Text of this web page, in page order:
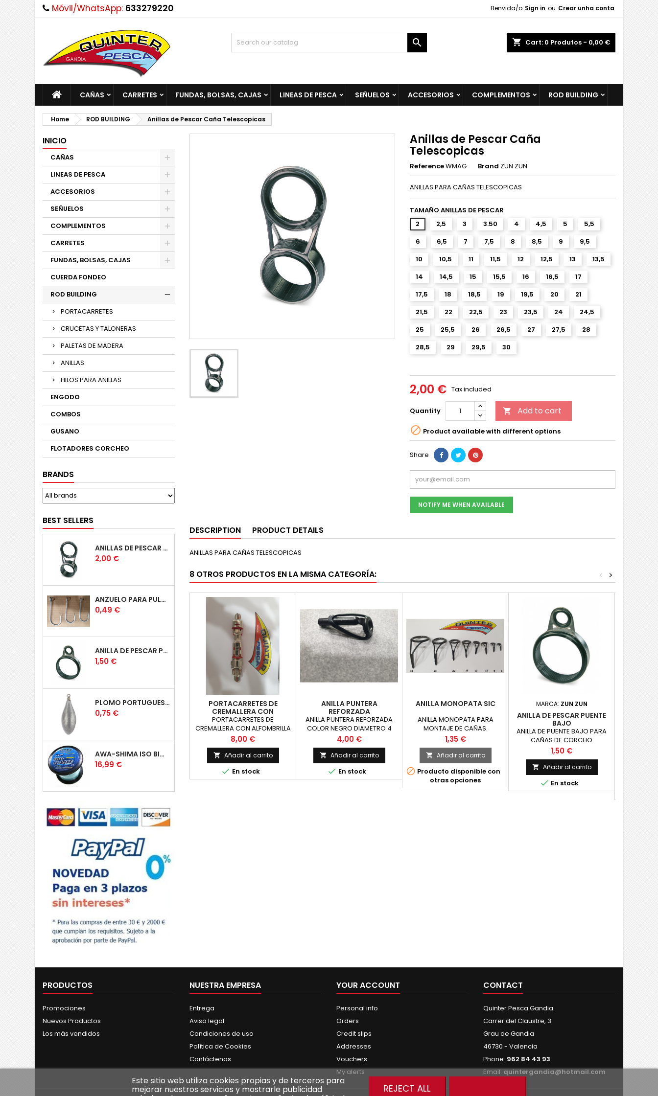
Móvil/WhatsApp: 633279220 Benvida/o Sign in ou Crear unha conta
shopping_cart Cart: 0 Produtos - 0,00 €

CAÑAS CARRETES FUNDAS, BOLSAS, CAJAS LINEAS DE PESCA SEÑUELOS ACCESORIOS COMPLEMENTOS ROD BUILDING
Home ROD BUILDING Anillas de Pescar Caña Telescopicas
INICIO
CAÑAS
LINEAS DE PESCA
ACCESORIOS
SEÑUELOS
COMPLEMENTOS
CARRETES
FUNDAS, BOLSAS, CAJAS
CUERDA FONDEO
ROD BUILDING
PORTACARRETES
CRUCETAS Y TALONERAS
PALETAS DE MADERA
ANILLAS
HILOS PARA ANILLAS
ENGODO
COMBOS
GUSANO
FLOTADORES CORCHEO
BRANDS
BEST SELLERS
ANILLAS DE PESCAR CAÑA TELESCOPICAS
Price
2,00 €
ANZUELO PARA PULPERA
Price
0,49 €
ANILLA DE PESCAR PUENTE BAJO
Price
1,50 €
PLOMO PORTUGUES ROLLING
Price
0,75 €
AWA-SHIMA ISO BIG GAME AZUL
Price
16,99 €
Anillas de Pescar Caña
Telescopicas
ReferenceWMAG Brand ZUN ZUN
ANILLAS PARA CAÑAS TELESCOPICAS
TAMAÑO ANILLAS DE PESCAR
2
2,5 3 3.50 4 4,5 5
5,5
6
6,5 7 7,5 8 8,5 9
9,5
10
10,5 11 11,5 12 12,5 13
13,5
14
14,5 15 15,5 16 16,5
17
17,5
18 18,5 19 19,5 20
21
21,5
22 22,5 23 23,5 24
24,5
25
25,5 26 26,5 27 27,5
28
28,5
29 29,5 30
2,00 € Tax included
Quantity  Add to cart
 Product available with different options
Share
NOTIFY ME WHEN AVAILABLE
DESCRIPTION PRODUCT DETAILS
ANILLAS PARA CAÑAS TELESCOPICAS
8 OTROS PRODUCTOS EN LA MISMA CATEGORÍA: >
<
PORTACARRETES DE
CREMALLERA CON
ALFOMBRILLA S6
PORTACARRETES DE
CREMALLERA CON ALFOMBRILLA
INOXIDABLE TAMAÑO 125 X 17
MM
Precio
8,00 €
 Añadir al carrito
 En stock
ANILLA PUNTERA
REFORZADA
ANILLA PUNTERA REFORZADA
COLOR NEGRO DIAMETRO 4
COLOR PLATA DIAMETRO 5
Precio
4,00 €
 Añadir al carrito
 En stock
ANILLA MONOPATA SIC
ANILLA MONOPATA PARA
MONTAJE DE CAÑAS.
DISPONIBLES EN TAMAÑO 6
HASTA 30. COLOR NEGRO
Precio
1,35 €
 Añadir al carrito
 Producto disponible con
otras opciones
MARCA: ZUN ZUN
ANILLA DE PESCAR PUENTE
BAJO
ANILLA DE PUENTE BAJO PARA
CAÑAS DE CORCHO
JAPONESAS...
Precio
1,50 €
 Añadir al carrito
 En stock
PRODUCTOS
Promociones
Nuevos Productos
Los más vendidos
NUESTRA EMPRESA
Entrega
Aviso legal
Condiciones de uso
Política de Cookies
Contáctenos
YOUR ACCOUNT
Personal info
Orders
Credit slips
Addresses
Vouchers
My alerts
CONTACT
Quinter Pesca Gandia
Carrer del Claustre, 3
Grau de Gandia
46730 - Valencia
Phone: 962 84 43 93
Email:quintergandia@hotmail.com
Este sitio web utiliza cookies propias y de terceros para
mejorar nuestros servicios y mostrarle publicidad REJECT ALL